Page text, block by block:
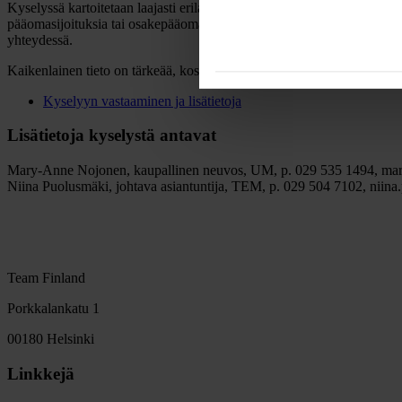
Kyselyssä kartoitetaan laajasti erilaisia julkisen sektorin suoria ja/tai
pääomasijoituksia tai osakepääoman korotuksia tai alihintaista
yhteydessä.
Kaikenlainen tieto on tärkeää, koska laaja ymmärrys pelikentän
Kyselyyn vastaaminen ja lisätietoja
Lisätietoja kyselystä antavat
Mary-Anne Nojonen, kaupallinen neuvos, UM, p. 029 535 1494,
Niina Puolusmäki, johtava asiantuntija, TEM, p. 029 504 7102,
Team Finland
Porkkalankatu 1
00180 Helsinki
Linkkejä